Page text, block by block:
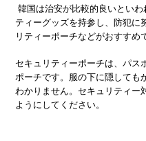
韓国は治安が比較的良いとい
ティーグッズを持参し、防犯に
リティーポーチなどがおすすめ
セキュリティーポーチは、パス
ポーチです。服の下に隠しても
わかりません。セキュリティー
ようにしてください。